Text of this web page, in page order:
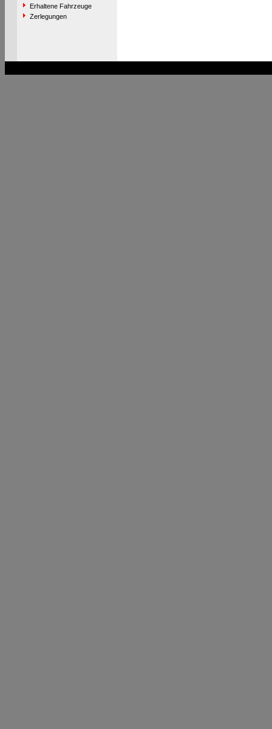
Erhaltene Fahrzeuge
Zerlegungen